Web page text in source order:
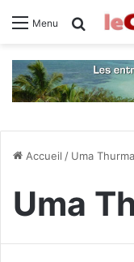
Menu
Accueil / Uma
Uma